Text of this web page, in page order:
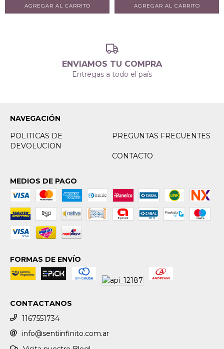
ENVIAMOS TU COMPRA
Entregas a todo el país
NAVEGACIÓN
POLITICAS DE
DEVOLUCION
PREGUNTAS FRECUENTES
CONTACTO
MEDIOS DE PAGO
FORMAS DE ENVÍO
CONTACTANOS
1167551734
info@sentiinfinito.com.ar